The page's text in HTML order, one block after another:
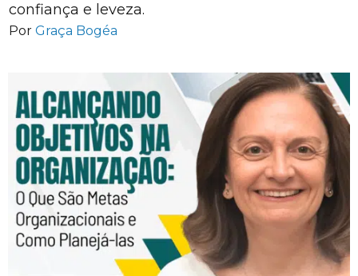
confiança e leveza.
Por Graça Bogéa